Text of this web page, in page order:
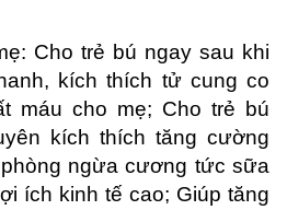
Cho trẻ bú ngay sau khi
kích thích tử cung co
máu cho mẹ; Cho trẻ bú
kích thích tăng cường
ngừa cương tức sữa
ích kinh tế cao; Giúp tăng